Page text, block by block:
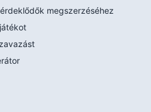
megszerzéséhez